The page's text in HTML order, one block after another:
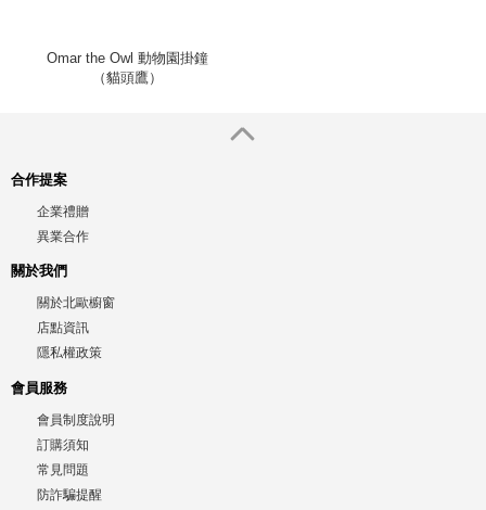
Omar the Owl 動物園掛鐘
（貓頭鷹）
合作提案
企業禮贈
異業合作
關於我們
關於北歐櫥窗
店點資訊
隱私權政策
會員服務
會員制度說明
訂購須知
常見問題
防詐騙提醒